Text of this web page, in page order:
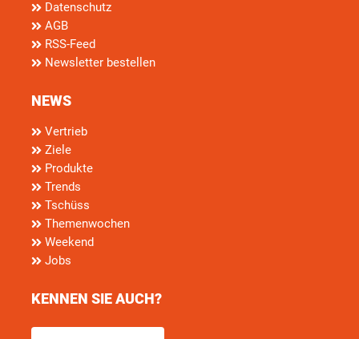
Datenschutz
AGB
RSS-Feed
Newsletter bestellen
NEWS
Vertrieb
Ziele
Produkte
Trends
Tschüss
Themenwochen
Weekend
Jobs
KENNEN SIE AUCH?